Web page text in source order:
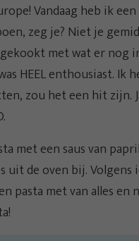
Vandaag heb ik
zeg je? Niet je
met wat er nog
HEEL enthousiast.
zou het een hit zijn.
met een saus van
uit de oven bij.
pasta met van alles